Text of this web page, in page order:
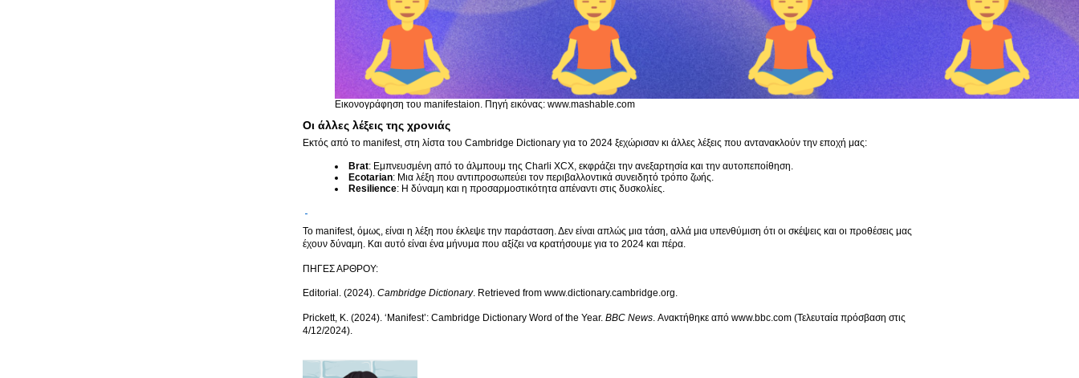
Εικονογράφηση του manifestaion. Πηγή εικόνας: www.mashable.com
Οι άλλες λέξεις της χρονιάς
Εκτός από το manifest, στη λίστα του Cambridge Dictionary για το 2024 ξεχώρισαν κι άλλες λέξεις που αντανακλούν την εποχή μας:
Brat: Εμπνευσμένη από το άλμπουμ της Charli XCX, εκφράζει την ανεξαρτησία και την αυτοπεποίθηση.
Ecotarian: Μια λέξη που αντιπροσωπεύει τον περιβαλλοντικά συνειδητό τρόπο ζωής.
Resilience: Η δύναμη και η προσαρμοστικότητα απέναντι στις δυσκολίες.
Το manifest, όμως, είναι η λέξη που έκλεψε την παράσταση. Δεν είναι απλώς μια τάση, αλλά μια υπενθύμιση ότι οι σκέψεις και οι προθέσεις μας
έχουν δύναμη. Και αυτό είναι ένα μήνυμα που αξίζει να κρατήσουμε για το 2024 και πέρα.
ΠΗΓΕΣ ΑΡΘΡΟΥ:
Editorial. (2024). Cambridge Dictionary. Retrieved from www.dictionary.cambridge.org.
Prickett, K. (2024). ‘Manifest’: Cambridge Dictionary Word of the Year. BBC News . Ανακτήθηκε από www.bbc.com (Τελευταία πρόσβαση στις
4/12/2024).